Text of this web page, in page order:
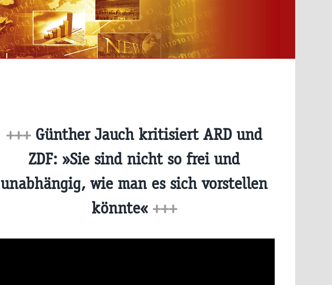
+++ Günther Jauch kritisiert ARD und
ZDF: »Sie sind nicht so frei und
unabhängig, wie man es sich vorstellen
könnte« +++